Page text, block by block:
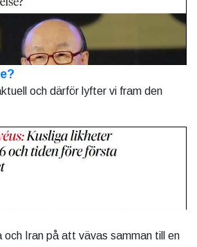
och därför lyfter vi fram den
och Iran på att vävas samman till en